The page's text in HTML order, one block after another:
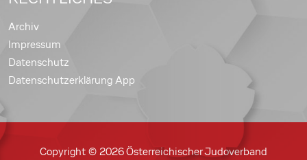
Archiv
Impressum
Datenschutz
Datenschutzerklärung App
Copyright © 2026 Österreichischer Judoverband